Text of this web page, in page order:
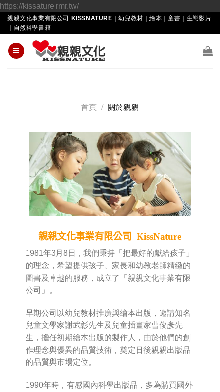
https://kissature.rmr.tw/Skip
to
親親文化事業有限公司 KISSNATURE｜幼兒教材｜繪本｜童書｜生態影片
｜自然科學書籍
首頁 / 關於親親
親親文化事業有限公司 KissNature
1981年3月8日，我們秉持「把最好的獻給孩子」
的理念，希望提供孩子、家長和幼教老師精緻的
圖書及卓越的服務，成立了「親親文化事業有限
公司」。
早期公司以幼兒教材推廣與繪本出版，邀請知名
兒童文學家謝武彰先生及兒童插畫家曹俊彥先
生，擔任初期繪本出版的製作人，由於他們的創
作理念與優異的品質技術，奠定日後親親出版品
的品質與市場定位。
1990年時，有感國內科學出版品，多為購買國外